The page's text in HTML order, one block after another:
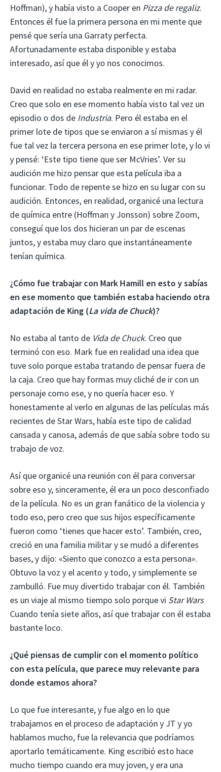
Hoffman), y había visto a Cooper en Pizza de regaliz.
Entonces él fue la primera persona en mi mente que
pensé que sería una Garraty perfecta.
Afortunadamente estaba disponible y estaba
interesado, así que él y yo nos conocimos.
David en realidad no estaba realmente en mi radar.
Creo que solo en ese momento había visto tal vez un
episodio o dos de Industria. Pero él estaba en el
primer lote de tipos que se enviaron a sí mismas y él
fue tal vez la tercera persona en ese primer lote, y lo vi
y pensé: ‘Este tipo tiene que ser McVries’. Ver su
audición me hizo pensar que esta película iba a
funcionar. Todo de repente se hizo en su lugar con su
audición. Entonces, en realidad, organicé una lectura
de química entre (Hoffman y Jonsson) sobre Zoom,
conseguí que los dos hicieran un par de escenas
juntos, y estaba muy claro que instantáneamente
tenían química.
¿Cómo fue trabajar con Mark Hamill en esto y sabías
en ese momento que también estaba haciendo otra
adaptación de King (La vida de Chuck)?
No estaba al tanto de Vida de Chuck. Creo que
terminó con eso. Mark fue en realidad una idea que
tuve solo porque estaba tratando de pensar fuera de
la caja. Creo que hay formas muy cliché de ir con un
personaje como ese, y no quería hacer eso. Y
honestamente al verlo en algunas de las películas más
recientes de Star Wars, había este tipo de calidad
cansada y canosa, además de que sabía sobre todo su
trabajo de voz.
Así que organicé una reunión con él para conversar
sobre eso y, sinceramente, él era un poco desconfiado
de la película. No es un gran fanático de la violencia y
todo eso, pero creo que sus hijos específicamente
fueron como ‘tienes que hacer esto’. También, creo,
creció en una familia militar y se mudó a diferentes
bases, y dijo: «Siento que conozco a esta persona».
Obtuvo la voz y el acento y todo, y simplemente se
zambulló. Fue muy divertido trabajar con él. También
es un viaje al mismo tiempo solo porque vi Star Wars
Cuando tenía siete años, así que trabajar con él estaba
bastante loco.
¿Qué piensas de cumplir con el momento político
con esta película, que parece muy relevante para
donde estamos ahora?
Lo que fue interesante, y fue algo en lo que
trabajamos en el proceso de adaptación y JT y yo
hablamos mucho, fue la relevancia que podríamos
aportarlo temáticamente. King escribió esto hace
mucho tiempo cuando era muy joven, y era una